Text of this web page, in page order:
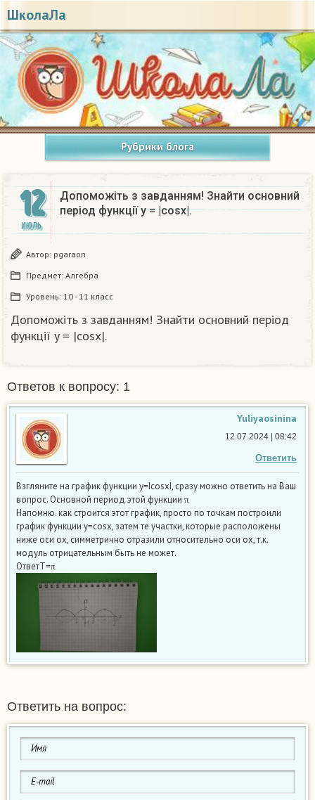
ШколаЛа
Рубрики блога
12
ИЮЛЬ
Допоможіть з завданням! Знайти основний
період функції y = |cosx|.​
Автор: pgaraon
Предмет: Алгебра
Уровень: 10 - 11 класс
Допоможіть з завданням! Знайти основний період
функції y = |cosx|.​
Ответов к вопросу: 1
Yuliyaosinina
Ответить
12.07.2024 | 08:42
Взгляните на график функции у=IcosxI, сразу можно ответить на Ваш
вопрос. Основной период этой функции π
Напомню. как строится этот график, просто по точкам построили
график функции у=cosx, затем те участки, которые расположены
ниже оси ох, симметрично отразили относительно оси ох, т.к.
модуль отрицательным быть не может.
ОтветТ=π
Ответить на вопрос: